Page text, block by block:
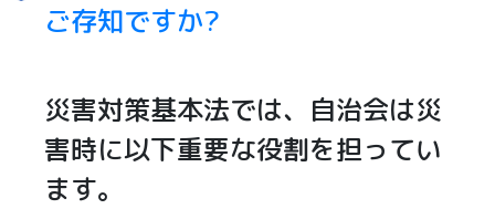
ご存知ですか?
災害対策基本法では、自治会は災
害時に以下重要な役割を担ってい
ます。